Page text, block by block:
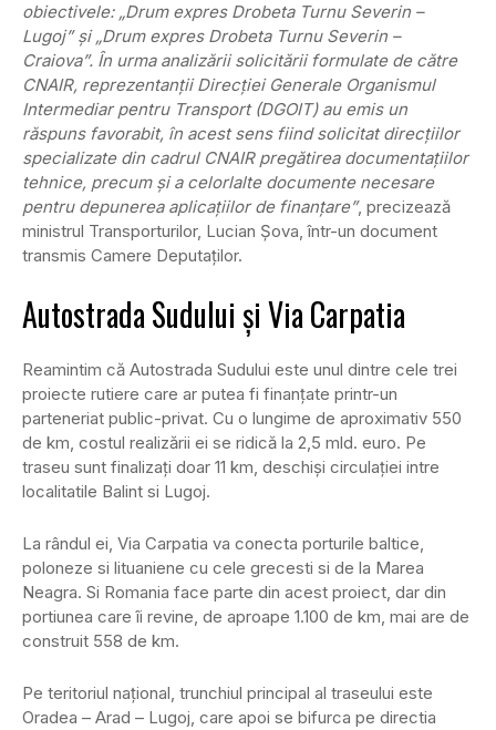
obiectivele: „Drum expres Drobeta Turnu Severin –
Lugoj” şi „Drum expres Drobeta Turnu Severin –
Craiova”. În urma analizării solicitării formulate de către
CNAIR, reprezentanţii Direcţiei Generale Organismul
Intermediar pentru Transport (DGOIT) au emis un
răspuns favorabit, în acest sens fiind solicitat direcţiilor
specializate din cadrul CNAIR pregătirea documentaţiilor
tehnice, precum şi a celorlalte documente necesare
pentru depunerea aplicaţiilor de finanţare”, precizează
ministrul Transporturilor, Lucian Şova, într-un document
transmis Camere Deputaţilor.
Autostrada Sudului şi Via Carpatia
Reamintim că Autostrada Sudului este unul dintre cele trei
proiecte rutiere care ar putea fi finanţate printr-un
parteneriat public-privat. Cu o lungime de aproximativ 550
de km, costul realizării ei se ridică la 2,5 mld. euro. Pe
traseu sunt finalizaţi doar 11 km, deschişi circulaţiei intre
localitatile Balint si Lugoj.
La rândul ei, Via Carpatia va conecta porturile baltice,
poloneze si lituaniene cu cele grecesti si de la Marea
Neagra. Si Romania face parte din acest proiect, dar din
portiunea care îi revine, de aproape 1.100 de km, mai are de
construit 558 de km.
Pe teritoriul naţional, trunchiul principal al traseului este
Oradea – Arad – Lugoj, care apoi se bifurca pe directia